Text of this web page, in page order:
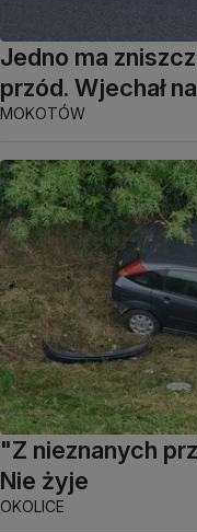
Jedno ma
przód. Wjechał
MOKOTÓW
"Z nieznanych
Nie żyje
OKOLICE